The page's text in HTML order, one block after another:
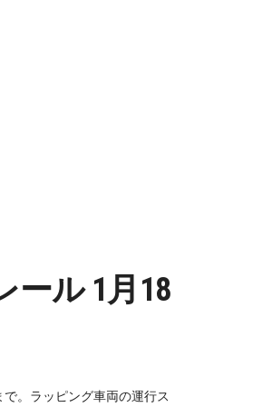
ール 1月18
。ラッピング車両の運行ス